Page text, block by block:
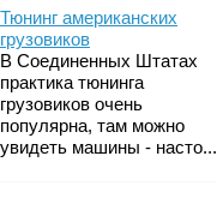
Тюнинг американских
грузовиков
В Соединенных Штатах
практика тюнинга
грузовиков очень
популярна, там можно
увидеть машины - насто...